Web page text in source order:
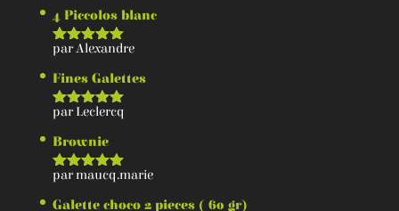
4 Piccolos blanc
Note5
par Alexandre
Fines Galettes
Note5
par Leclercq
Brownie
Note5
par maucq.marie
Galette choco 2 pieces ( 60 gr)